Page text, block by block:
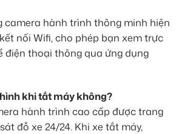
camera hành trình thông minh hiện
nối Wifi, cho phép bạn xem trực
điện thoại thông qua ứng dụng
khi tắt máy không?
hành trình cao cấp được trang
đỗ xe 24/24. Khi xe tắt máy,